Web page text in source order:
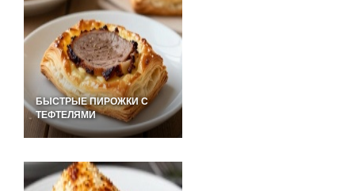
БЫСТРЫЕ ПИРОЖКИ С
ТЕФТЕЛЯМИ